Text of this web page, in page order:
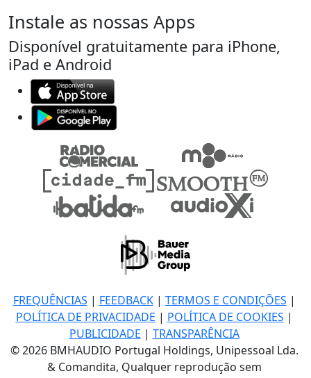
Instale as nossas Apps
Disponível gratuitamente para iPhone,
iPad e Android
FREQUÊNCIAS | FEEDBACK| TERMOS E CONDIÇÕES |
POLÍTICA DE PRIVACIDADE | POLÍTICA DE COOKIES |
PUBLICIDADE | TRANSPARÊNCIA
© 2026 BMHAUDIO Portugal Holdings, Unipessoal Lda.
& Comandita, Qualquer reprodução sem